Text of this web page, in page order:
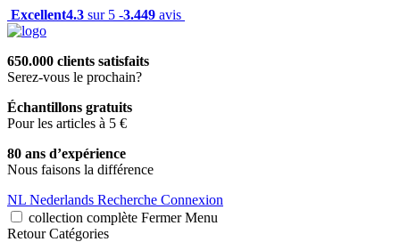
Excellent4.3 sur 5 -3.449 avis
650.000 clients satisfaits
Serez-vous le prochain?
Échantillons gratuits
Pour les articles à 5 €
80 ans d’expérience
Nous faisons la différence
NL Nederlands Recherche Connexion
collection complète Fermer Menu
Retour Catégories